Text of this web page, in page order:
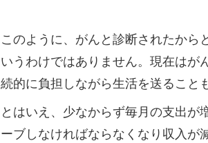
このように、がんと診断されたから
いうわけではありません。現在はが
続的に負担しながら生活を送ること
とはいえ、少なからず毎月の支出が
ーブしなければならなくなり収入が